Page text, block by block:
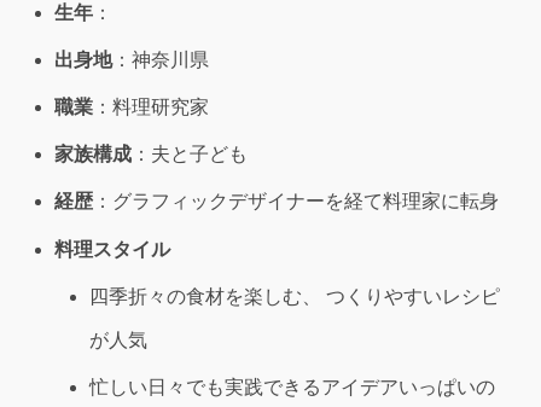
生年 ：
出身地：神奈川県
職業 ：料理研究家
家族構成 ：夫と子ども
経歴 ：グラフィックデザイナーを経て料理家に転身
料理スタイル
四季折々の食材を楽しむ、 つくりやすいレシピ
が人気
忙しい日々でも実践できるアイデアいっぱいの